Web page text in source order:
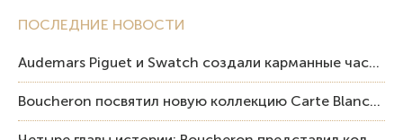
ПОСЛЕДНИЕ НОВОСТИ
Audemars Piguet и Swatch создали карманные часы в эстетике Royal Oak и Pop Art
Boucheron посвятил новую коллекцию Carte Blanche Human Being человеку и силе мастерства